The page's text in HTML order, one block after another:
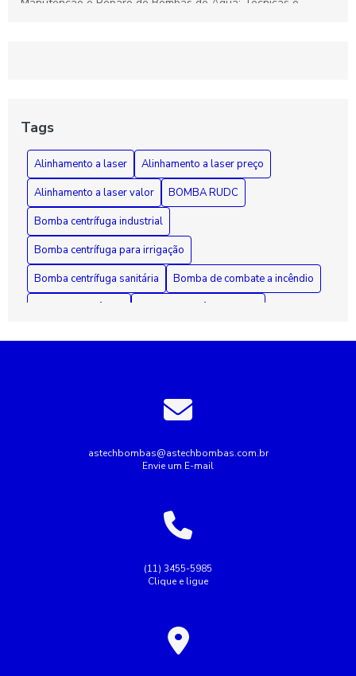
Funcionamento e Manutenção Fundamental
Como Diagnosticar e Reparar Bombas d'Água com Segurança
e Eficiência
Tags
Alinhamento a laser
Alinhamento a laser preço
Alinhamento a laser valor
BOMBA RUDC
Bomba centrífuga industrial
Bomba centrífuga para irrigação
Bomba centrífuga sanitária
Bomba de combate a incêndio
Bomba de incêndio
Bomba de incêndio 7 5 cv
Bombas submersas
Conserto de bomba submersa
Conserto de bombas
Empresa de rebobinagem de motores
Empresa de tubulação hidráulica
Empresa montagem de painel elétrico
Fazer Manutenção de bombas de recalque
astechbombas@astechbombas.com.br
Envie um E-mail
(11) 3455-5985
Clique e ligue